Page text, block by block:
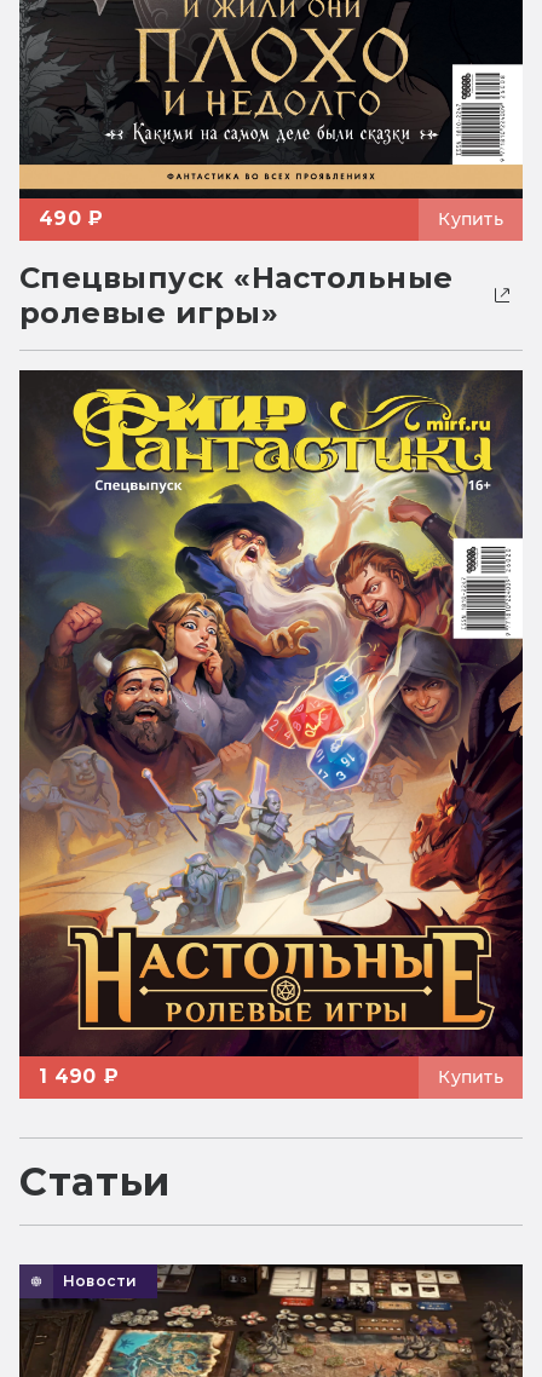
490 ₽ Купить
Спецвыпуск «Настольные
ролевые игры»
1 490 ₽ Купить
Статьи
Новости